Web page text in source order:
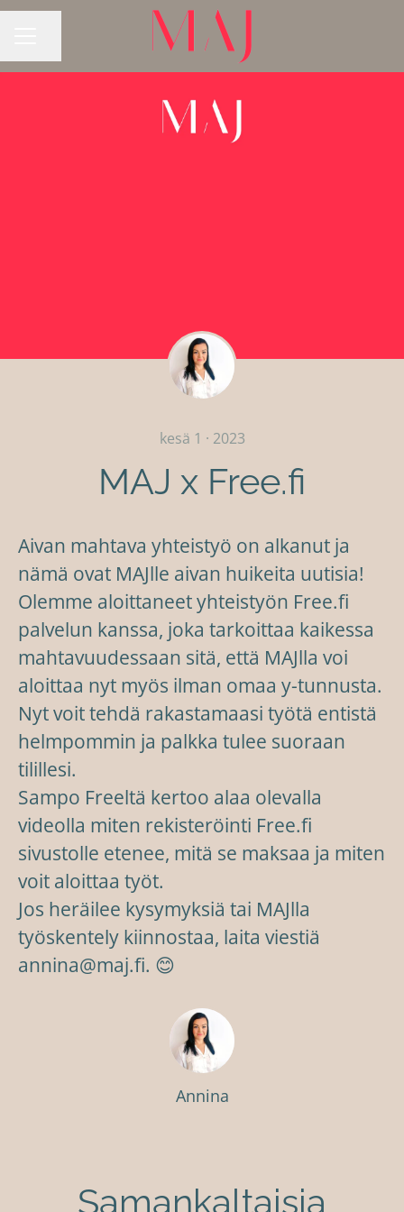
kesä 1 · 2023
MAJ x Free.fi
Aivan mahtava yhteistyö on alkanut ja
nämä ovat MAJlle aivan huikeita uutisia!
Olemme aloittaneet yhteistyön Free.fi
palvelun kanssa, joka tarkoittaa kaikessa
mahtavuudessaan sitä, että MAJlla voi
aloittaa nyt myös ilman omaa y-tunnusta.
Nyt voit tehdä rakastamaasi työtä entistä
helmpommin ja palkka tulee suoraan
tilillesi.
Sampo Freeltä kertoo alaa olevalla
videolla miten rekisteröinti Free.fi
sivustolle etenee, mitä se maksaa ja miten
voit aloittaa työt.
Jos heräilee kysymyksiä tai MAJlla
työskentely kiinnostaa, laita viestiä
annina@maj.fi. 😊
Annina
Samankaltaisia